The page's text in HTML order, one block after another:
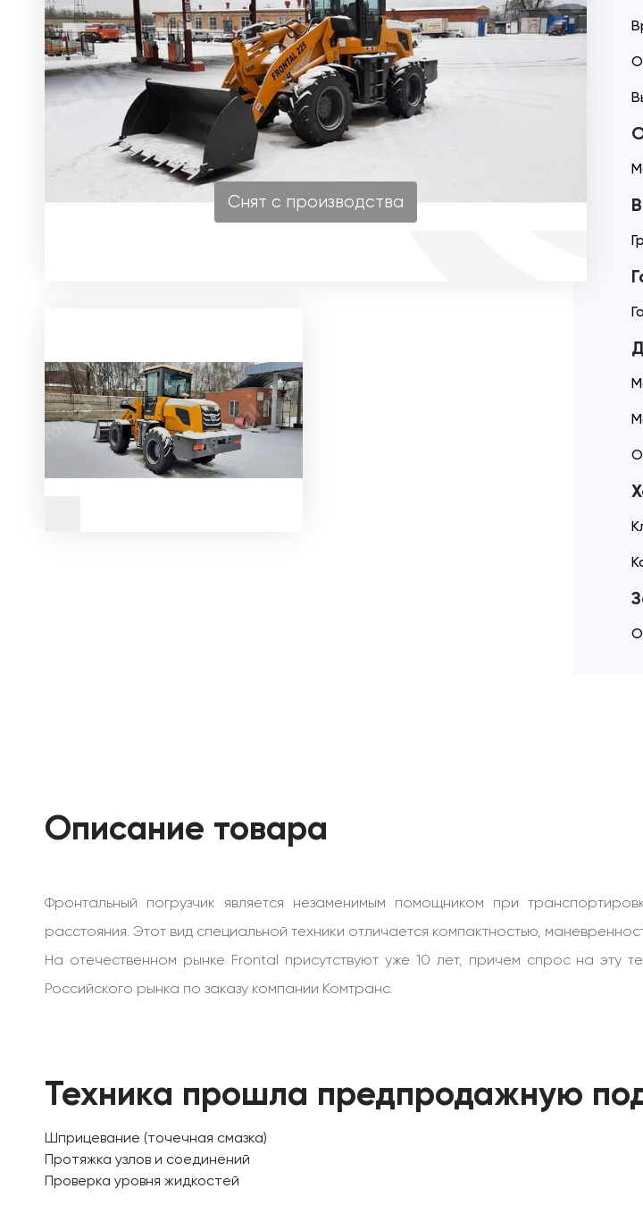
Снят с производства
Описание товара
Фронтальный погрузчик является незаменимым помощником при
расстояния. Этот вид специальной техники отличается компактностью,
На отечественном рынке Frontal присутствуют уже 10 лет, причем спрос на эту
Российского рынка по заказу компании Комтранс.
Техника прошла предпродажную
Шприцевание (точечная смазка)
Протяжка узлов и соединений
Проверка уровня жидкостей